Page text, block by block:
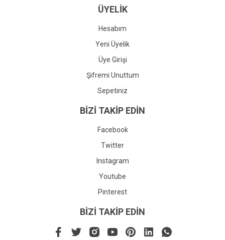
ÜYELİK
Hesabım
Yeni Üyelik
Üye Girişi
Şifremi Unuttum
Sepetiniz
BİZİ TAKİP EDİN
Facebook
Twitter
Instagram
Youtube
Pinterest
BİZİ TAKİP EDİN